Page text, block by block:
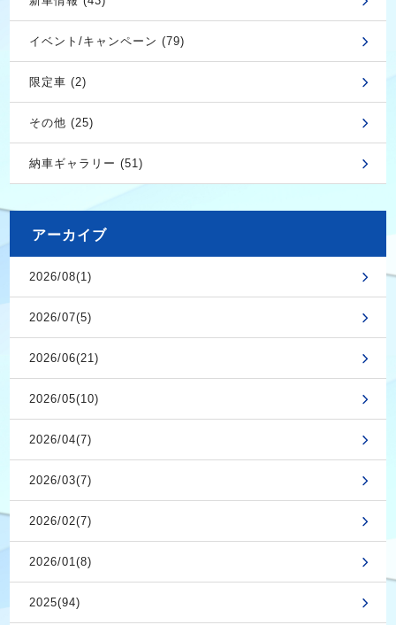
イベント/キャンペーン (79)
限定車 (2)
その他 (25)
納車ギャラリー (51)
アーカイブ
2026/08(1)
2026/07(5)
2026/06(21)
2026/05(10)
2026/04(7)
2026/03(7)
2026/02(7)
2026/01(8)
2025(94)